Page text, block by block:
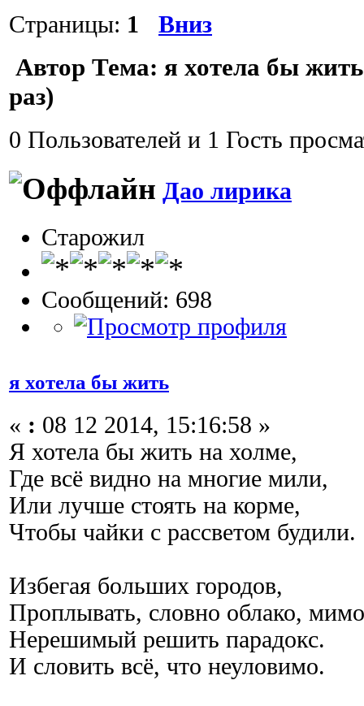
Страницы: 1 Вниз
Автор Тема: я хотела бы
раз)
0 Пользователей и 1 Гость
Дао лирика
Старожил
Сообщений: 698
я хотела бы жить
« : 08 12 2014, 15:16:58 »
Я хотела бы жить на холме,
Где всё видно на многие мили,
Или лучше стоять на корме,
Чтобы чайки с рассветом будили.
Избегая больших городов,
Проплывать, словно облако,
Нерешимый решить парадокс.
И словить всё, что неуловимо.